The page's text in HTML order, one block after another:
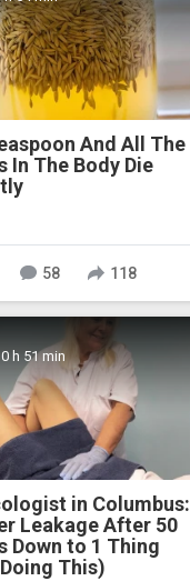
And All The
In The Body Die
58 118
h 51 min
in Columbus:
Leakage After 50
Down to 1 Thing
This)